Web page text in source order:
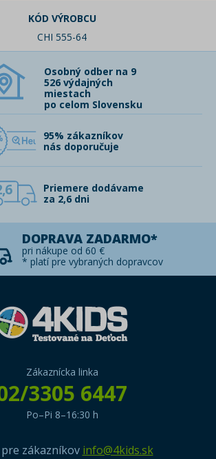
KÓD VÝROBCU
CHI 555-64
Osobný odber na 9
526 výdajných
miestach
po celom Slovensku
95% zákazníkov
nás doporučuje
Priemere dodávame
za 2,6 dni
DOPRAVA ZADARMO*
pri nákupe od 60 €
* platí pre vybraných dopravcov
Zákaznícka linka
3305 6447
Po–Pi 8–16:30 h
pre zákazníkov info@4kids.sk